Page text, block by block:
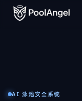
AI 泳池安全系统